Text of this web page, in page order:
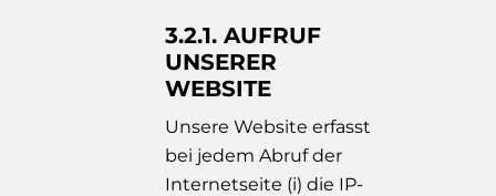
3.2.1. AUFRUF
UNSERER
WEBSITE
Unsere Website erfasst
bei jedem Abruf der
Internetseite (i) die IP-